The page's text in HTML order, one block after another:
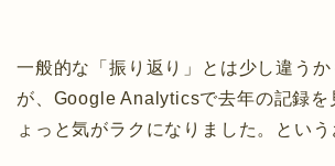
一般的な「振り返り」とは少し違う
が、Google Analyticsで去年の記録を
ょっと気がラクになりました。という